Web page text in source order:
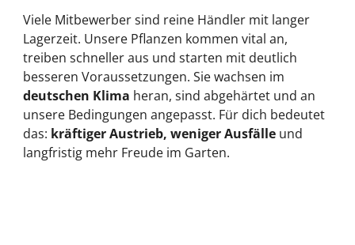
Viele Mitbewerber sind reine Händler mit langer
Lagerzeit. Unsere Pflanzen kommen vital an,
treiben schneller aus und starten mit deutlich
besseren Voraussetzungen. Sie wachsen im
deutschen Klima heran, sind abgehärtet und an
unsere Bedingungen angepasst. Für dich bedeutet
das: kräftiger Austrieb, weniger Ausfälle und
langfristig mehr Freude im Garten.